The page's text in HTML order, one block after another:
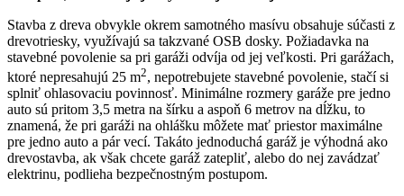
Stavba z dreva obvykle okrem samotného masívu obsahuje súčasti z
drevotriesky, využívajú sa takzvané OSB dosky. Požiadavka na
stavebné povolenie sa pri garáži odvíja od jej veľkosti. Pri garážach,
ktoré nepresahujú 25 m2, nepotrebujete stavebné povolenie, stačí si
splniť ohlasovaciu povinnosť. Minimálne rozmery garáže pre jedno
auto sú pritom 3,5 metra na šírku a aspoň 6 metrov na dĺžku, to
znamená, že pri garáži na ohlášku môžete mať priestor maximálne
pre jedno auto a pár vecí. Takáto jednoduchá garáž je výhodná ako
drevostavba, ak však chcete garáž zatepliť, alebo do nej zavádzať
elektrinu, podlieha bezpečnostným postupom.